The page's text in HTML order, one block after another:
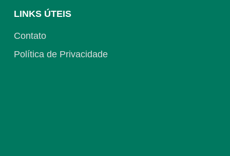
LINKS ÚTEIS
Contato
Política de Privacidade